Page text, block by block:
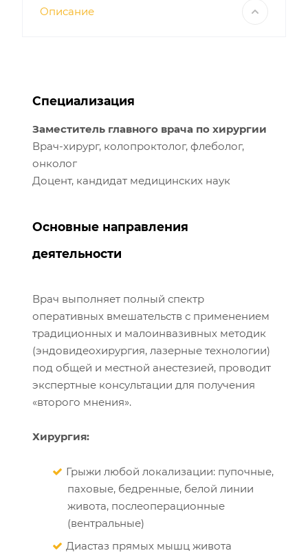
Описание
Специализация
Заместитель главного врача по хирургии
Врач-хирург, колопроктолог, флеболог,
онколог
Доцент, кандидат медицинских наук
Основные направления
деятельности
Врач выполняет полный спектр
оперативных вмешательств с применением
традиционных и малоинвазивных методик
(эндовидеохирургия, лазерные технологии)
под общей и местной анестезией, проводит
экспертные консультации для получения
«второго мнения».
Хирургия:
Грыжи любой локализации: пупочные,
паховые, бедренные, белой линии
живота, послеоперационные
(вентральные)
Диастаз прямых мышц живота